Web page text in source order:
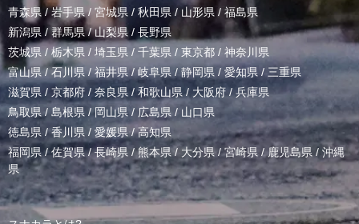
青森県 / 岩手県/ 宮城県 / 秋田県 / 山形県/ 福島県
新潟県 /群馬県/山梨県 / 長野県
茨城県 / 栃木県 / 埼玉県 / 千葉県 / 東京都 / 神奈川県
富山県 /石川県/福井県/岐阜県 / 静岡県 / 愛知県 / 三重県
滋賀県 / 京都府 / 奈良県 / 和歌山県/ 大阪府 /兵庫県
鳥取県/ 島根県 /岡山県/ 広島県 / 山口県
徳島県 /香川県 / 愛媛県/高知県
福岡県/佐賀県/長崎県 /熊本県/ 大分県/宮崎県 /鹿児島県 / 沖縄
県